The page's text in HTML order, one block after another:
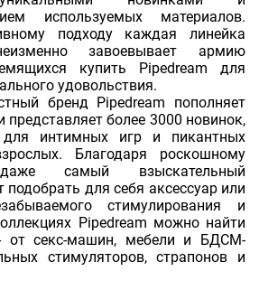
используемых материалов.
подходу каждая линейка
завоевывает армию
купить Рipedream для
удовольствия.
бренд Рipedream пополняет
представляет более 3000 новинок,
для интимных игр и пикантных
Благодаря роскошному
самый взыскательный
подобрать для себя аксессуар или
стимулирования и
Рipedream можно найти
- от секс-машин, мебели и БДСМ-
стимуляторов, страпонов и